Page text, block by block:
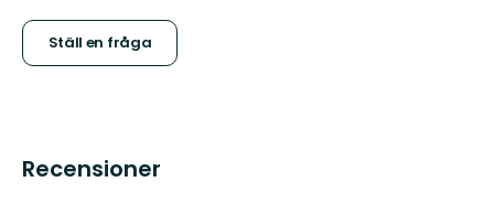
Ställ en fråga
Recensioner